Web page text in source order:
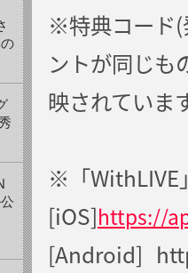
※特典コード(
ントが同じも
映されていま
※「WithLIVE
[iOS]https://
[Android]